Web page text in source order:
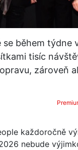
během týdne
tisíc
zároveň
každoročně
nebude